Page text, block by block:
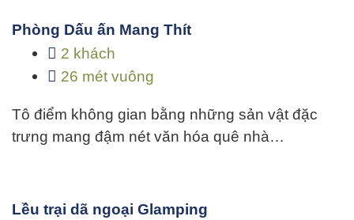
Phòng Dấu ấn Mang Thít
2 khách
26 mét vuông
Tô điểm không gian bằng những sản vật đặc
trưng mang đậm nét văn hóa quê nhà…
Lều trại dã ngoại Glamping